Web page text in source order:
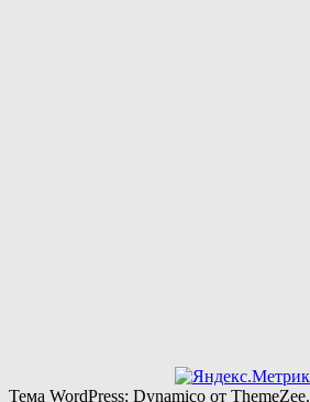
Тема WordPress: Dynamico от ThemeZee.